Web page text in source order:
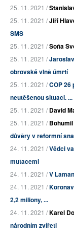
25. 11. 2021 /
25. 11. 2021 /Jiří
SMS
25. 11. 2021 /Soňa
25. 11. 2021 /
obrovské vlně úmrtí
25. 11. 2021 /COP 26
neutěšenou situaci. ...
25. 11. 2021 /David
25. 11. 2021 /
důvěry v reformní
24. 11. 2021 /Vědci
mutacemi
24. 11. 2021 /V
24. 11. 2021 /
2,2 miliony, ...
24. 11. 2021 /Karel
národním zvířeti